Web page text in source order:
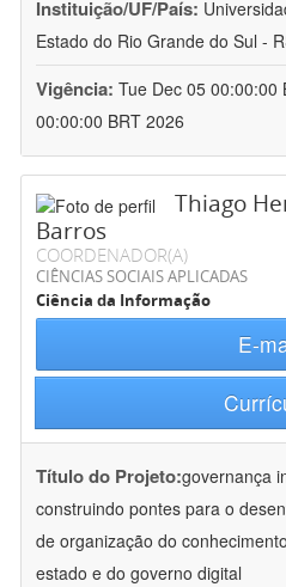
Instituição/UF/País:
Estado do Rio Grande do Sul -
Vigência: Tue Dec 05 00:00:00
00:00:00 BRT 2026
Thiago
Barros
COORDENADOR(A)
CIÊNCIAS SOCIAIS APLICADAS
Ciência da Informação
E-
Título do Projeto:governança
construindo pontes para o
de organização do
estado e do governo digital